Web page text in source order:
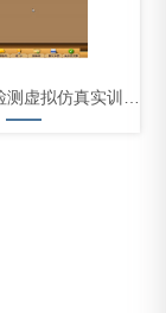
电梯检验与检测虚拟仿真实训系统（PC云端+VR版）